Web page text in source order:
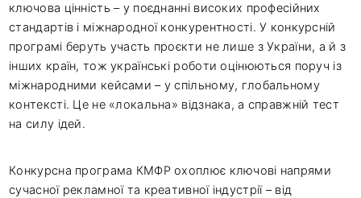
ключова цінність – у поєднанні високих професійних
стандартів і міжнародної конкурентності. У конкурсній
програмі беруть участь проєкти не лише з України, а й з
інших країн, тож українські роботи оцінюються поруч із
міжнародними кейсами – у спільному, глобальному
контексті. Це не «локальна» відзнака, а справжній тест
на силу ідей.
Конкурсна програма КМФР охоплює ключові напрями
сучасної рекламної та креативної індустрії – від